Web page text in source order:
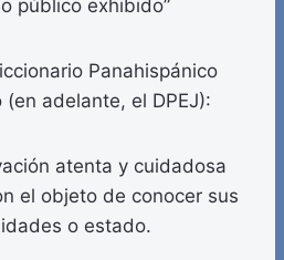
público exhibido”
Panahispánico
adelante, el DPEJ):
atenta y cuidadosa
el objeto de conocer sus
o estado.